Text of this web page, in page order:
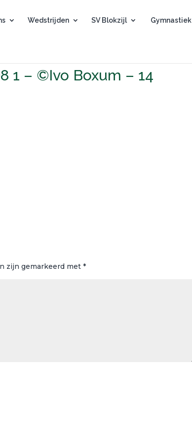
Wedstrijden SV Blokzijl Gymnastiek
1 – ©Ivo Boxum – 14
zijn gemarkeerd met*